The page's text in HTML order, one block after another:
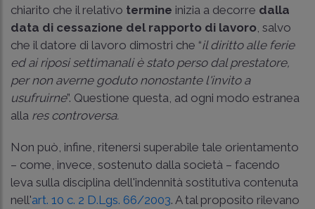
chiarito che il relativo termine inizia a decorre dalla
data di cessazione del rapporto di lavoro , salvo
che il datore di lavoro dimostri che “il diritto alle ferie
ed ai riposi settimanali è stato perso dal prestatore,
per non averne goduto nonostante l'invito a
usufruirne”. Questione questa, ad ogni modo estranea
alla res controversa.
Non può, infine, ritenersi superabile tale orientamento
– come, invece, sostenuto dalla società – facendo
leva sulla disciplina dell'indennità sostitutiva contenuta
nell'art. 10 c. 2 D.Lgs. 66/2003. A tal proposito rilevano